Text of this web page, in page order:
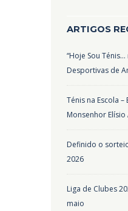
ARTIGOS
“Hoje Sou Ténis…
Desportivas de
Ténis na Escola –
Monsenhor Elísio
Definido o
2026
Liga de Clubes
maio